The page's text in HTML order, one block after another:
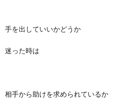
手を出していいかどうか
迷った時は
相手から助けを求められているか